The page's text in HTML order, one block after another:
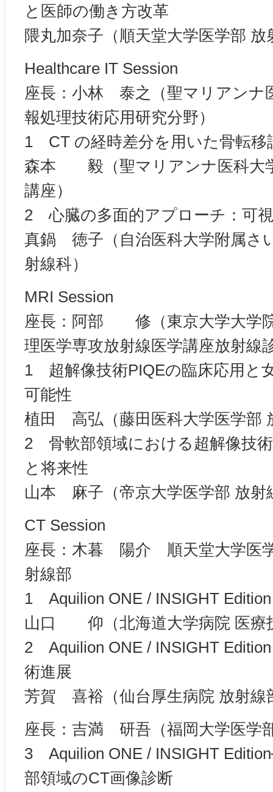
と医師の働き方改革
隈丸加奈子（順天堂大学医学部 放
Healthcare IT Session
座長：小林 泰之（聖マリアンナ
報処理技術応用研究分野）
1 CT の経時差分を用いた骨転移
森本 毅（聖マリアンナ医科大
講座）
2 心臓の多面的アプローチ：可
真鍋 徳子（自治医科大学附属さ
射線科）
MRI Session
座長：阿部 修（東京大学大学
理医学専攻放射線医学講座放射線
1 超解像技術PIQEの臨床応用と
可能性
植田 高弘（藤田医科大学医学部
2 骨軟部領域における超解像技
と将来性
山本 麻子（帝京大学医学部 放射
CT Session
座長：木暮 陽介 順天堂大学医
射線部
1 Aquilion ONE / INSIGHT
山口 仰（北海道大学病院 医療
2 Aquilion ONE / INSIGHT
術進展
芳賀 喜裕（仙台厚生病院 放射線
座長：吉満 研吾（福岡大学医学
3 Aquilion ONE / INSIGHT
部領域のCT画像診断